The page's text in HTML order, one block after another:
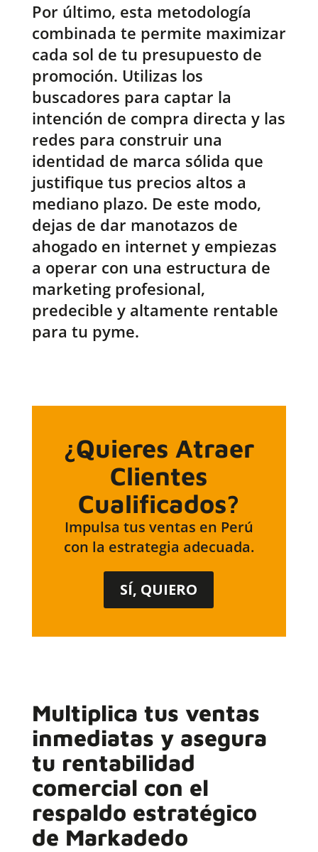
Por último, esta metodología
combinada te permite maximizar
cada sol de tu presupuesto de
promoción. Utilizas los
buscadores para captar la
intención de compra directa y las
redes para construir una
identidad de marca sólida que
justifique tus precios altos a
mediano plazo. De este modo,
dejas de dar manotazos de
ahogado en internet y empiezas
a operar con una estructura de
marketing profesional,
predecible y altamente rentable
para tu pyme.
¿Quieres Atraer
Clientes
Cualificados?
Impulsa tus ventas en Perú
con la estrategia adecuada.
SÍ, QUIERO
Multiplica tus ventas
inmediatas y asegura
tu rentabilidad
comercial con el
respaldo estratégico
de Markadedo